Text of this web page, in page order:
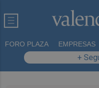
FORO PLAZA EMPRESAS
+